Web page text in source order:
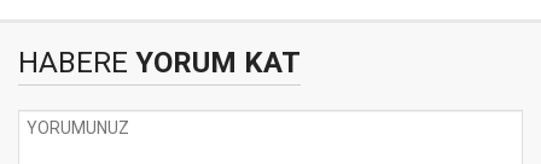
HABERE YORUM KAT